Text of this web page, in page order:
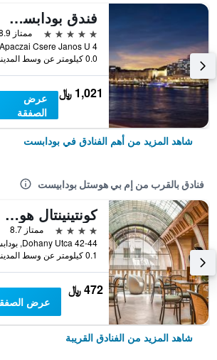
فندق بودابست ماريوت
5 نجوم
ممتاز 8.9
0.0 كيلومتر عن وسط المدينة
1,021 ﷼
عرض
الصفقة
شاهد المزيد من أهم الفنادق في بودابست
فنادق بالقرب من إم بي هوستل بودابيست
كونتينينتال هوتل بودابيست
4 نجوم
ممتاز 8.7
0.1 كيلومتر عن وسط المدينة
472 ﷼
عرض
شاهد المزيد من الفنادق القريبة